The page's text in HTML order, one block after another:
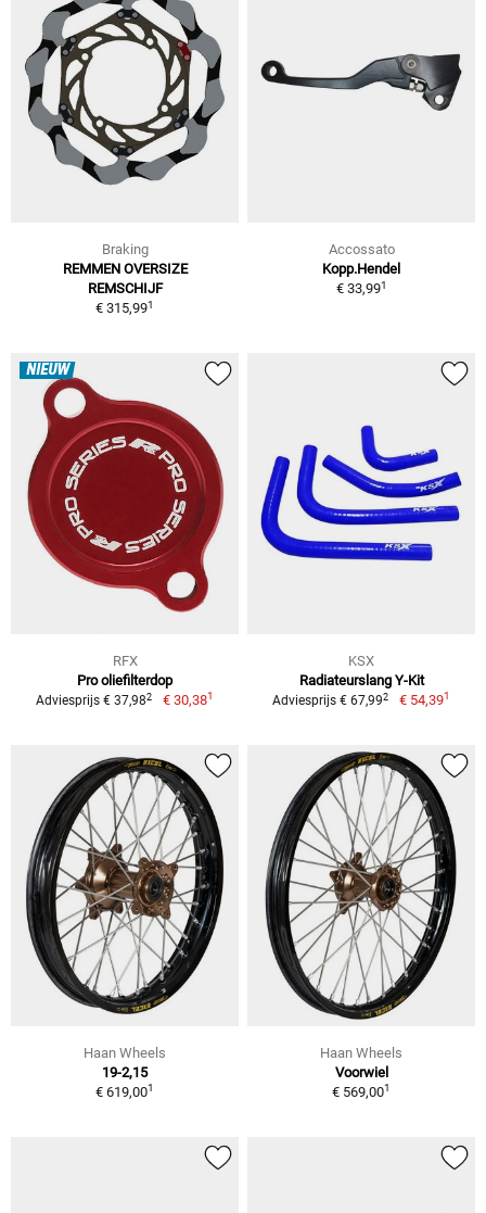
Braking
REMMEN OVERSIZE
REMSCHIJF
€ 315,991
Accossato
Kopp.Hendel
€ 33,991
NIEUW
RFX
Pro oliefilterdop
Adviesprijs € 37,982 € 30,381
KSX
Radiateurslang Y-Kit
Adviesprijs € 67,992 € 54,391
Haan Wheels
19-2,15
€ 619,001
Haan Wheels
Voorwiel
€ 569,001